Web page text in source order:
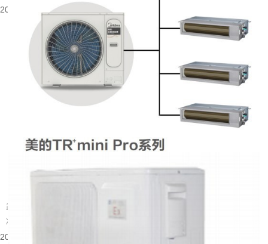
2026-08-06 08:53:52
武汉别墅装什么中央空调好
武汉属于夏热冬冷的地域，夏季闷热酷暑，梅雨季湿度居高不下，冬季又伴随湿
冷的体感。别墅户型大多层数多、房间数量多，还常会带有地下室、挑空客...
2026-08-05 15:55:48